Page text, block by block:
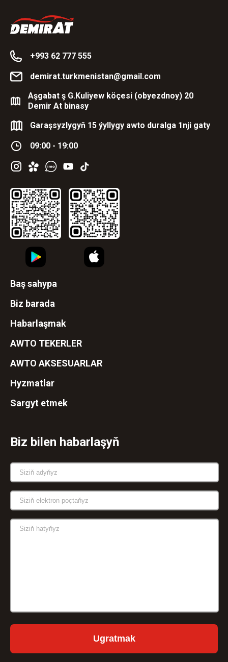
+993 62 777 555
demirat.turkmenistan@gmail.com
Aşgabat ş G.Kuliyew köçesi (obyezdnoy) 20
Demir At binasy
Garaşsyzlygyň 15 ýyllygy awto duralga 1nji gaty
09:00 - 19:00
Baş sahypa
Biz barada
Habarlaşmak
AWTO TEKERLER
AWTO AKSESUARLAR
Hyzmatlar
Sargyt etmek
Biz bilen habarlaşyň
Ugratmak